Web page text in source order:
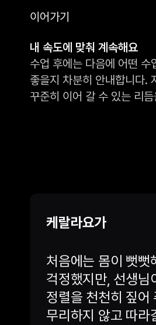
이어가기
내 속도에 맞춰 계속해요
수업 후에는 다음에 어떤 수
좋을지 차분히 안내합니다.
꾸준히 이어 갈 수 있는 리
케랄라요가
처음에는 몸이 뻣뻣
걱정했지만, 선생님
정렬을 천천히 짚어
무리하지 않고 따라